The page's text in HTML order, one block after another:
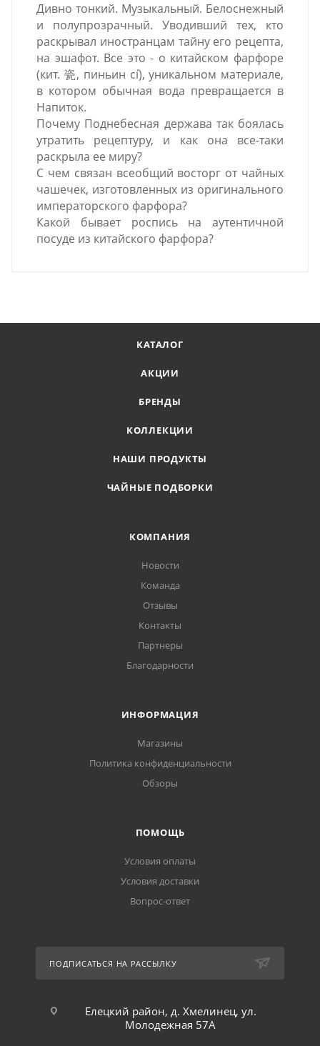
Дивно тонкий. Музыкальный. Белоснежный
и полупрозрачный. Уводивший тех, кто
раскрывал иностранцам тайну его рецепта,
на эшафот. Все это - о китайском фарфоре
(кит. 瓷, пиньин cí), уникальном материале,
в котором обычная вода превращается в
Напиток.
Почему Поднебесная держава так боялась
утратить рецептуру, и как она все-таки
раскрыла ее миру?
С чем связан всеобщий восторг от чайных
чашечек, изготовленных из оригинального
императорского фарфора?
Какой бывает роспись на аутентичной
посуде из китайского фарфора?
КАТАЛОГ
АКЦИИ
БРЕНДЫ
КОЛЛЕКЦИИ
НАШИ ПРОДУКТЫ
ЧАЙНЫЕ ПОДБОРКИ
КОМПАНИЯ
Новости
Команда
Отзывы
Контакты
Партнеры
Благодарности
ИНФОРМАЦИЯ
Магазины
Политика конфиденциальности
Обзоры
ПОМОЩЬ
Условия оплаты
Условия доставки
Вопрос-ответ
ПОДПИСАТЬСЯ НА РАССЫЛКУ
Елецкий район, д. Хмелинец, ул.
Молодежная 57А